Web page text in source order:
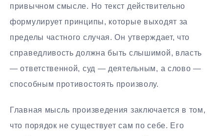
привычном смысле. Но текст действительно
формулирует принципы, которые выходят за
пределы частного случая. Он утверждает, что
справедливость должна быть слышимой, власть
— ответственной, суд — деятельным, а слово —
способным противостоять произволу.
Главная мысль произведения заключается в том,
что порядок не существует сам по себе. Его